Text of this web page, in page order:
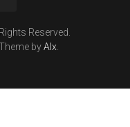
Reserved.
Theme byAlx